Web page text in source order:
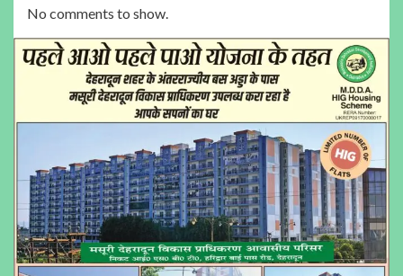
No comments to show.